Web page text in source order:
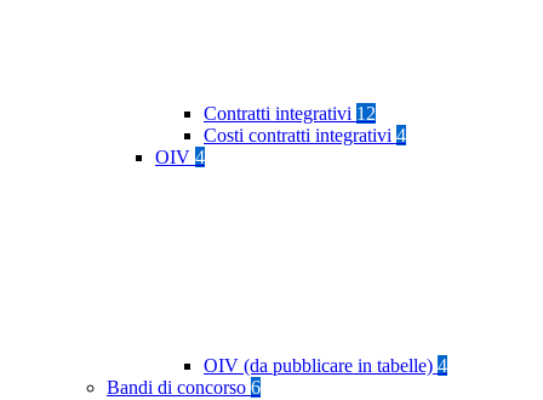
Contratti integrativi 12
Costi contratti integrativi 4
OIV 4
OIV (da pubblicare in tabelle) 4
Bandi di concorso 6